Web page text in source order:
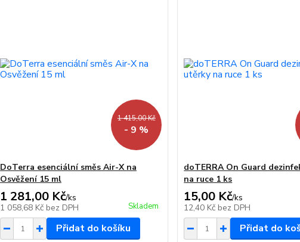
1 415,00 Kč
- 9 %
DoTerra esenciální směs Air-X na
Osvěžení 15 ml
1 281,00 Kč/ks
1 058,68 Kč bez DPH Skladem
Přidat do košíku
doTERRA On Guard
na ruce 1 ks
15,00 Kč/ks
12,40 Kč bez DPH
Přidat do